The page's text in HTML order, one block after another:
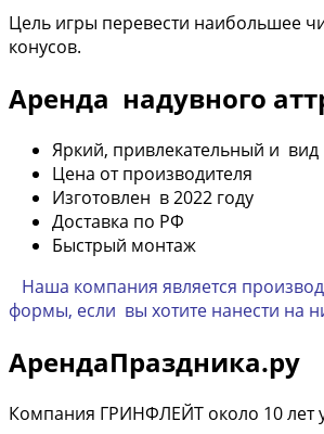
Цель игры перевести наибольшее
конусов.
Аренда надувного
Яркий, привлекательный и вид
Цена от производителя
Изготовлен в 2022 году
Доставка по РФ
Быстрый монтаж
Наша компания является
формы, если вы хотите нанести на
АрендаПраздника.ру
Компания ГРИНФЛЕЙТ около 10 лет